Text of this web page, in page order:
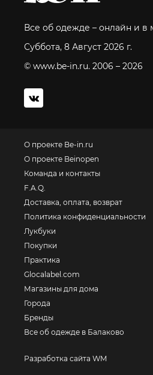
Все об одежде – онлайн и в
Суббота, 8 Август 2026 г.
© www.be-in.ru. 2006 – 2026
О проекте Be-in.ru
О проекте Beinopen
Команда и контакты
F.A.Q.
Доставка, оплата, возврат
Политика конфиденциальности
Лукбуки
Покупки
Практика
Glocalabel.com
Магазины для дома
Города
Бренды
Все об одежде в Балаково
Разработка сайта WM